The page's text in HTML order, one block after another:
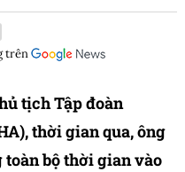
trên
tịch Tập đoàn
thời gian qua, ông
bộ thời gian vào